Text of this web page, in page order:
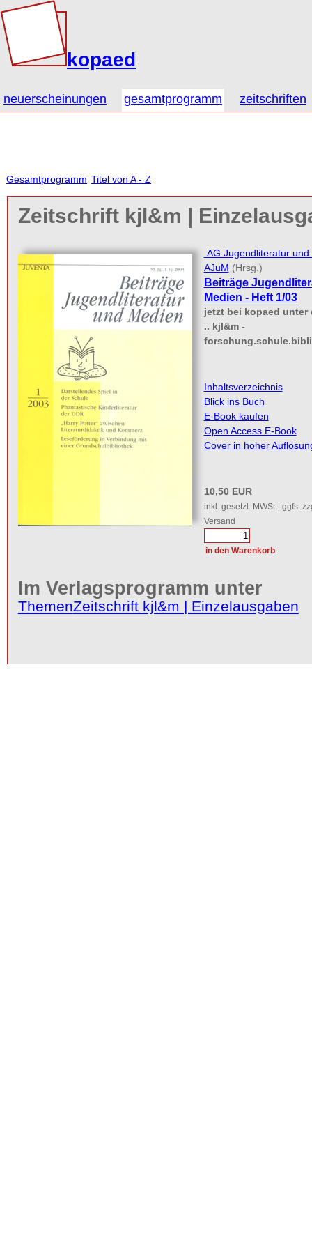
kopaed
neuerscheinungen gesamtprogramm zeitschriften
Gesamtprogramm Titel von A - Z
Zeitschrift kjl&m |
AG Jugendliteratur und
AJuM (Hrsg.)
Beiträge
Medien - Heft 1/03
jetzt bei kopaed unter
.. kjl&m -
Inhaltsverzeichnis
Blick ins Buch
E-Book kaufen
Open Access E-Book
Cover in hoher
10,50 EUR
inkl. gesetzl. MWSt - ggfs.
Versand
Im Verlagsprogramm unter
ThemenZeitschrift kjl&m | Einzelausgaben